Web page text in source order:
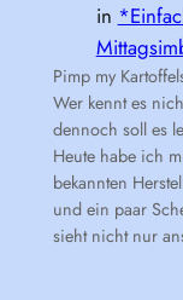
in
Pimp my
Wer kennt es
dennoch soll es
Heute habe ich
bekannten
und ein paar
sieht nicht nur